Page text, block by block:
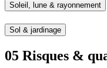
Soleil, lune & rayonnement
Sol & jardinage
05 Risques &